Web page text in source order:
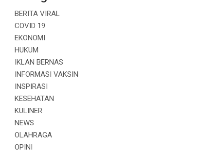
BERITA VIRAL
COVID 19
EKONOMI
HUKUM
IKLAN BERNAS
INFORMASI VAKSIN
INSPIRASI
KESEHATAN
KULINER
NEWS
OLAHRAGA
OPINI